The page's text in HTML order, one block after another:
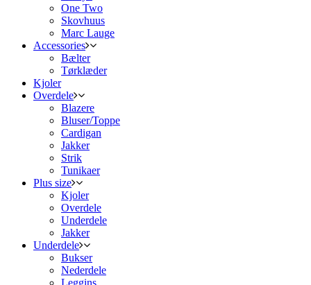
One Two
Skovhuus
Marc Lauge
Accessories
Bælter
Tørklæder
Kjoler
Overdele
Blazere
Bluser/Toppe
Cardigan
Jakker
Strik
Tunikaer
Plus size
Kjoler
Overdele
Underdele
Jakker
Underdele
Bukser
Nederdele
Leggins